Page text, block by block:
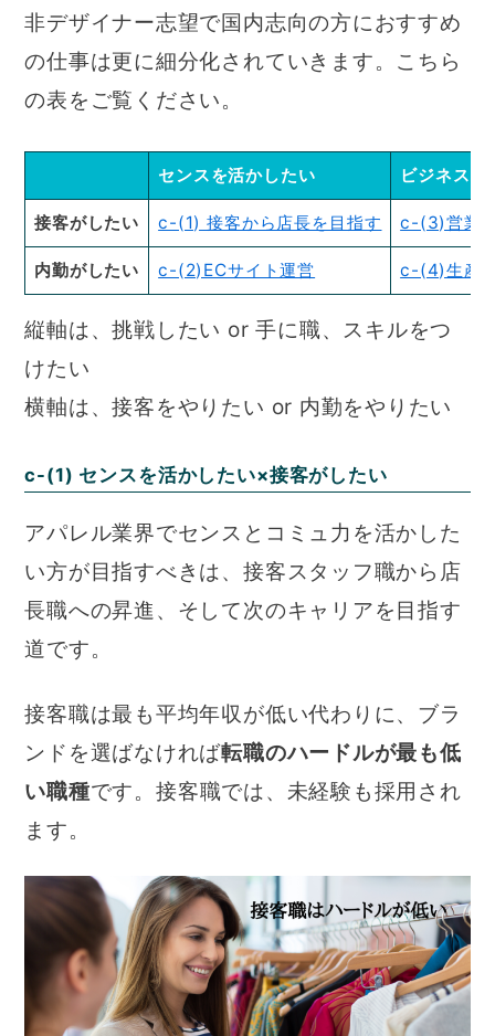
非デザイナー志望で国内志向の方におすすめ
の仕事は更に細分化されていきます。こちら
の表をご覧ください。
センスを活かしたい ビジネスス
接客がしたい c-(1) 接客から店長を目指す c-(3)営業
内勤がしたい c-(2)ECサイト運営 c-(4)生産
縦軸は、挑戦したい or 手に職、スキルをつ
けたい
横軸は、接客をやりたい or 内勤をやりたい
c-(1) センスを活かしたい×接客がしたい
アパレル業界でセンスとコミュ力を活かした
い方が目指すべきは、接客スタッフ職から店
長職への昇進、そして次のキャリアを目指す
道です。
接客職は最も平均年収が低い代わりに、ブラ
ンドを選ばなければ転職のハードルが最も低
い職種です。接客職では、未経験も採用され
ます。